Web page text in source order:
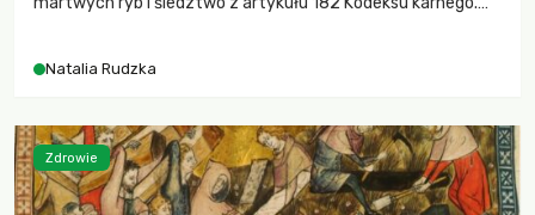
zdarzeń prowadzących do biologicznej śmierci rzeki.
Natalia Rudzka
Zdrowie